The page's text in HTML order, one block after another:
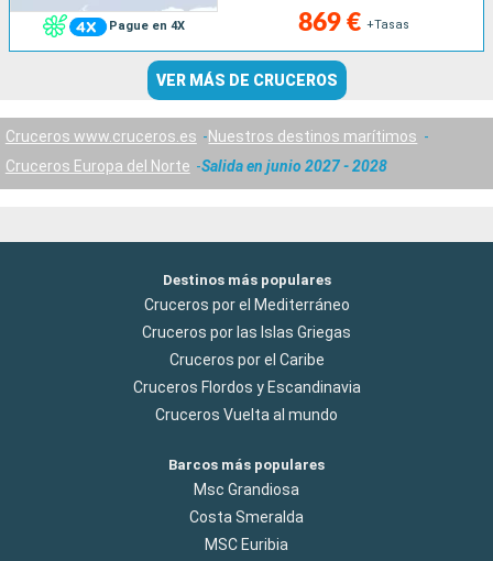
Pague en 4X 869 € +Tasas
VER MÁS DE CRUCEROS
Cruceros www.cruceros.es
Nuestros destinos marítimos
Cruceros Europa del Norte
Salida en junio 2027 - 2028
Destinos más populares
Cruceros por el Mediterráneo
Cruceros por las Islas Griegas
Cruceros por el Caribe
Cruceros Flordos y Escandinavia
Cruceros Vuelta al mundo
Barcos más populares
Msc Grandiosa
Costa Smeralda
MSC Euribia